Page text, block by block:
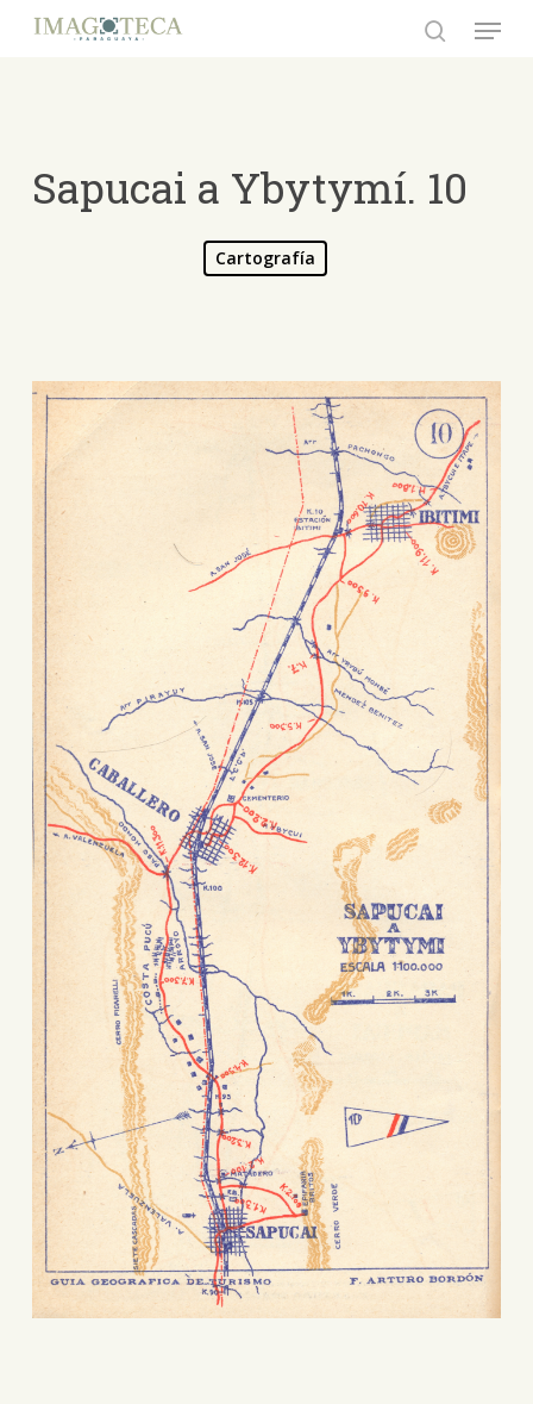
Menu
Sapucai a Ybytymí. 10
Cartografía